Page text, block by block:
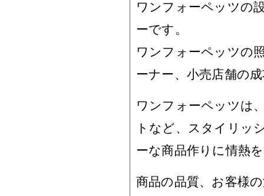
ワンフォーペッツの
ーです。
ワンフォーペッツの
ーナー、小売店舗の
ワンフォーペッツは
トなど、スタイリッ
ーな商品作りに情熱
商品の品質、お客様